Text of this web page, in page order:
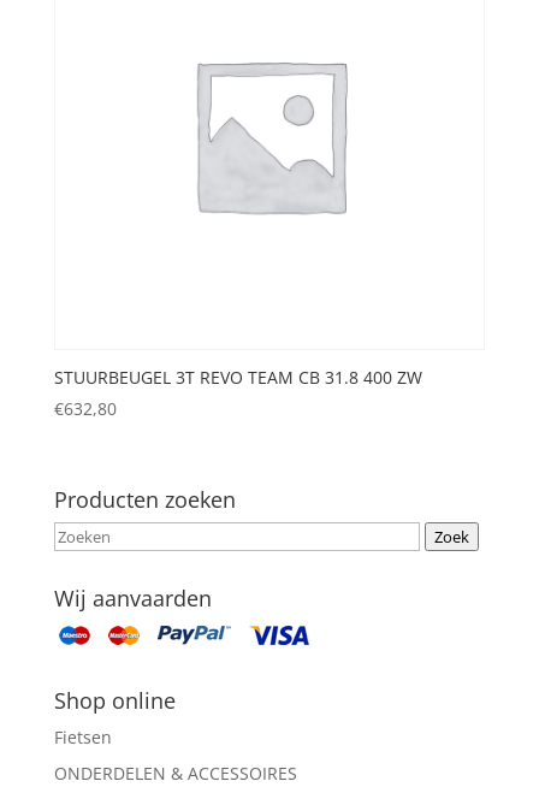
STUURBEUGEL 3T REVO TEAM CB 31.8 400 ZW
€632,80
Producten zoeken
Zoek
Wij aanvaarden
Shop online
Fietsen
ONDERDELEN & ACCESSOIRES